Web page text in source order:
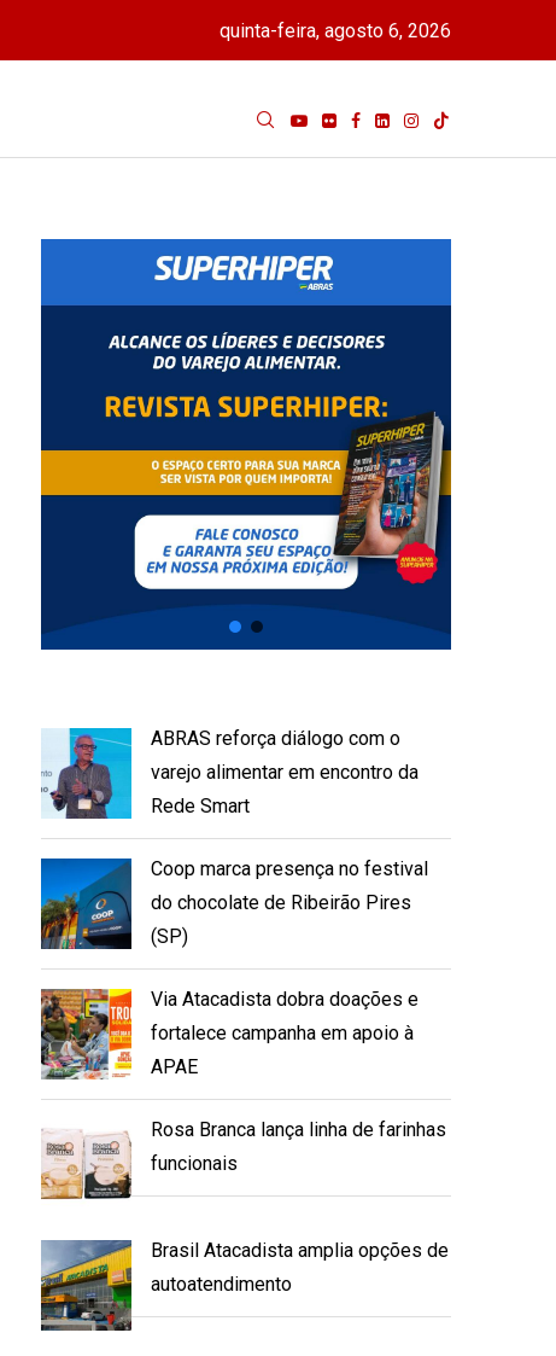
quinta-feira, agosto 6, 2026
ABRAS reforça diálogo com o
varejo alimentar em encontro da
Rede Smart
Coop marca presença no festival
do chocolate de Ribeirão Pires
(SP)
Via Atacadista dobra doações e
fortalece campanha em apoio à
APAE
Rosa Branca lança linha de farinhas
funcionais
Brasil Atacadista amplia opções de
autoatendimento